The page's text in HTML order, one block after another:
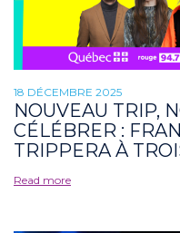
18 DÉCEMBRE 2025
NOUVEAU TRIP,
CÉLÉBRER :
TRIPPERA À
Read more